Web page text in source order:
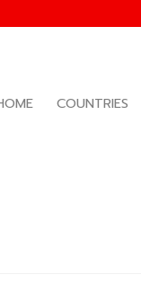
COUNTRIES